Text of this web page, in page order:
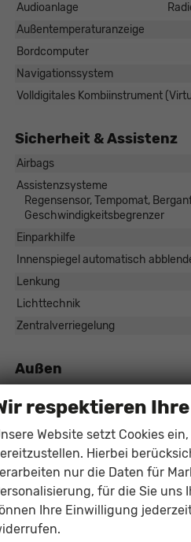
Audioanlage
Außentemperaturanzeige
Bordcomputer
Navigationssystem
Volldigitales Kombiinstrument
Sicherheit & Assistenz
Airbags
Assistenzsysteme
Regensensor, Tempomat,
Geschwindigkeitsbegrenzer
Einparkhilfe
Innenspiegel automatisch
Lenkung
Lichttechnik
Zentralverriegelung
Außen
Außenspiegel
Dachreling
Herstellerpaket
Scheiben, Verglasung
Räder & Technik
Antriebsachse
respektieren
Website setzt Cookies
Hierbei
nur die Daten für
für die Sie uns
Ihre Einwilligung